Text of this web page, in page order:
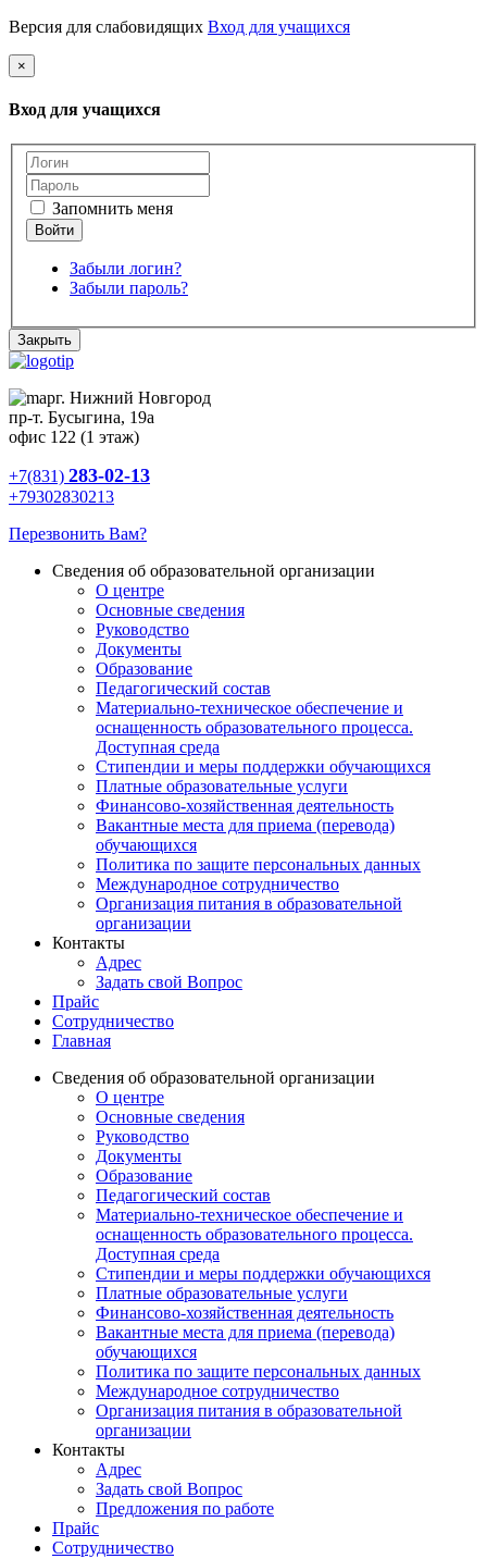
Версия для слабовидящих Вход для учащихся
×
Вход для учащихся
Запомнить меня
Забыли логин?
Забыли пароль?
Закрыть
г. Нижний Новгород
пр-т. Бусыгина, 19а
офис 122 (1 этаж)
+7(831) 283-02-13
+79302830213
Перезвонить Вам?
Сведения об образовательной организации
О центре
Основные сведения
Руководство
Документы
Образование
Педагогический состав
Материально-техническое обеспечение и
оснащенность образовательного процесса.
Доступная среда
Стипендии и меры поддержки обучающихся
Платные образовательные услуги
Финансово-хозяйственная деятельность
Вакантные места для приема (перевода)
обучающихся
Политика по защите персональных данных
Международное сотрудничество
Организация питания в образовательной
организации
Контакты
Адрес
Задать свой Вопрос
Прайс
Сотрудничество
Главная
Сведения об образовательной организации
О центре
Основные сведения
Руководство
Документы
Образование
Педагогический состав
Материально-техническое обеспечение и
оснащенность образовательного процесса.
Доступная среда
Стипендии и меры поддержки обучающихся
Платные образовательные услуги
Финансово-хозяйственная деятельность
Вакантные места для приема (перевода)
обучающихся
Политика по защите персональных данных
Международное сотрудничество
Организация питания в образовательной
организации
Контакты
Адрес
Задать свой Вопрос
Предложения по работе
Прайс
Сотрудничество